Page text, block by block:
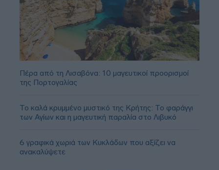
Πέρα από τη Λισαβόνα: 10 μαγευτικοί προορισμοί
της Πορτογαλίας
Το καλά κρυμμένο μυστικό της Κρήτης: Το φαράγγι
των Αγίων και η μαγευτική παραλία στο Λιβυκό
6 γραφικά χωριά των Κυκλάδων που αξίζει να
ανακαλύψετε